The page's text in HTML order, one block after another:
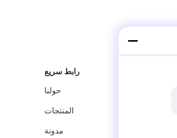
رابط سريع
حولنا
المنتجات
مدونة